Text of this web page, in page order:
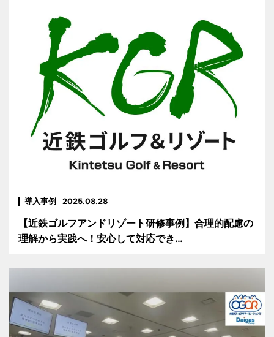
導入事例 2025.08.28
【近鉄ゴルフアンドリゾート研修事例】合理的配慮の
理解から実践へ！安心して対応でき…